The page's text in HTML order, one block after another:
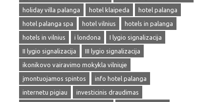
holiday villa palanga
hotel klaipeda
hotel palanga
hotel palanga spa
hotel vilnius
hotels in palanga
hotels in vilnius
i londona
I lygio signalizacija
II lygio signalizacija
III lygio signalizacija
ikonikovo vairavimo mokykla vilniuje
įmontuojamos spintos
info hotel palanga
internetu pigiau
investicinis draudimas